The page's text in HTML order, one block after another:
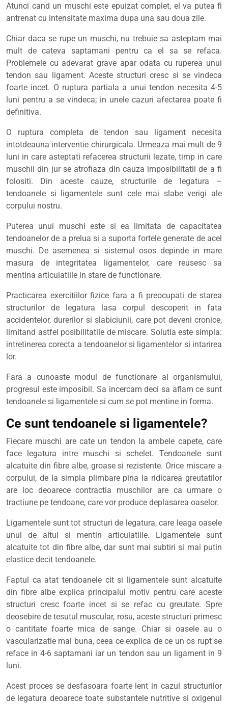
Atunci cand un muschi este epuizat complet, el va putea fi
antrenat cu intensitate maxima dupa una sau doua zile.
Chiar daca se rupe un muschi, nu trebuie sa asteptam mai
mult de cateva saptamani pentru ca el sa se refaca.
Problemele cu adevarat grave apar odata cu ruperea unui
tendon sau ligament. Aceste structuri cresc si se vindeca
foarte incet. O ruptura partiala a unui tendon necesita 4-5
luni pentru a se vindeca; in unele cazuri afectarea poate fi
definitiva.
O ruptura completa de tendon sau ligament necesita
intotdeauna interventie chirurgicala. Urmeaza mai mult de 9
luni in care asteptati refacerea structurii lezate, timp in care
muschii din jur se atrofiaza din cauza imposibilitatii de a fi
folositi. Din aceste cauze, structurile de legatura –
tendoanele si ligamentele sunt cele mai slabe verigi ale
corpului nostru.
Puterea unui muschi este si ea limitata de capacitatea
tendoanelor de a prelua si a suporta fortele generate de acel
muschi. De asemenea si sistemul osos depinde in mare
masura de integritatea ligamentelor, care reusesc sa
mentina articulatiile in stare de functionare.
Practicarea exercitiilor fizice fara a fi preocupati de starea
structurilor de legatura lasa corpul descoperit in fata
accidentelor, durerilor si slabiciunii, care pot deveni cronice,
limitand astfel posibilitatile de miscare. Solutia este simpla:
intretinerea corecta a tendoanelor si ligamentelor si intarirea
lor.
Fara a cunoaste modul de functionare al organismului,
progresul este imposibil. Sa incercam deci sa aflam ce sunt
tendoanele si ligamentele si cum se pot mentine in forma.
Ce sunt tendoanele si ligamentele?
Fiecare muschi are cate un tendon la ambele capete, care
face legatura intre muschi si schelet. Tendoanele sunt
alcatuite din fibre albe, groase si rezistente. Orice miscare a
corpului, de la simpla plimbare pina la ridicarea greutatilor
are loc deoarece contractia muschilor are ca urmare o
tractiune pe tendoane, care vor produce deplasarea oaselor.
Ligamentele sunt tot structuri de legatura, care leaga oasele
unul de altul si mentin articulatiile. Ligamentele sunt
alcatuite tot din fibre albe, dar sunt mai subtiri si mai putin
elastice decit tendoanele.
Faptul ca atat tendoanele cit si ligamentele sunt alcatuite
din fibre albe explica principalul motiv pentru care aceste
structuri cresc foarte incet si se refac cu greutate. Spre
deosebire de tesutul muscular, rosu, aceste structuri primesc
o cantitate foarte mica de sange. Chiar si oasele au o
vascularizatie mai buna, ceea ce explica de ce un os rupt se
reface in 4-6 saptamani iar un tendon sau un ligament in 9
luni.
Acest proces se desfasoara foarte lent in cazul structurilor
de legatura deoarece toate substantele nutritive si oxigenul